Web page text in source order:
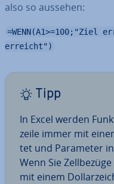
also so aussehen:
erreicht")
Tipp
In Excel werden
zei­le immer mit
tet und Parameter
Wenn Sie
mit einem